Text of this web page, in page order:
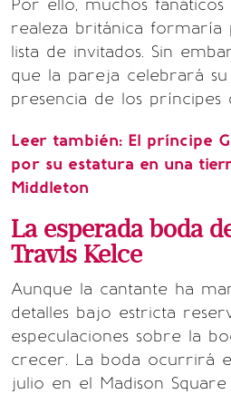
Por ello, muchos
realeza británica formaría
lista de invitados. Sin
que la pareja celebrará
presencia de los príncipes
Leer también: El príncipe
por su estatura en una
Middleton
La esperada boda
Travis Kelce
Aunque la cantante ha
detalles bajo estricta
especulaciones sobre la
crecer. La boda ocurrirá
julio en el Madison